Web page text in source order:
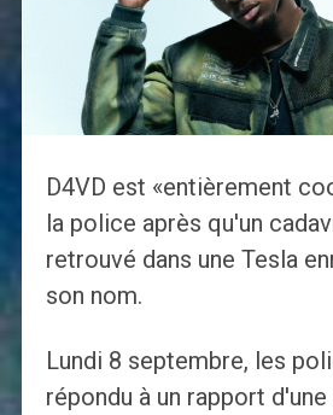
D4VD est «entièrement
la police après qu'un
retrouvé dans une Tesla
son nom.
Lundi 8 septembre, les
répondu à un rapport